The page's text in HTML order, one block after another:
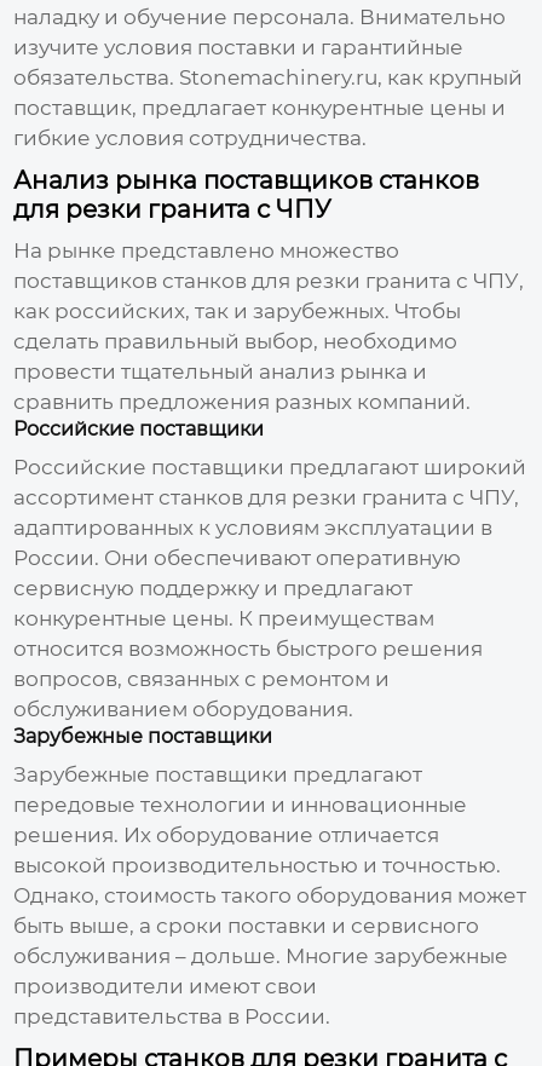
наладку и обучение персонала. Внимательно
изучите условия поставки и гарантийные
обязательства. Stonemachinery.ru, как крупный
поставщик, предлагает конкурентные цены и
гибкие условия сотрудничества.
Анализ рынка поставщиков станков
для резки гранита с ЧПУ
На рынке представлено множество
поставщиков станков для резки гранита с ЧПУ,
как российских, так и зарубежных. Чтобы
сделать правильный выбор, необходимо
провести тщательный анализ рынка и
сравнить предложения разных компаний.
Российские поставщики
Российские поставщики предлагают широкий
ассортимент станков для резки гранита с ЧПУ,
адаптированных к условиям эксплуатации в
России. Они обеспечивают оперативную
сервисную поддержку и предлагают
конкурентные цены. К преимуществам
относится возможность быстрого решения
вопросов, связанных с ремонтом и
обслуживанием оборудования.
Зарубежные поставщики
Зарубежные поставщики предлагают
передовые технологии и инновационные
решения. Их оборудование отличается
высокой производительностью и точностью.
Однако, стоимость такого оборудования может
быть выше, а сроки поставки и сервисного
обслуживания – дольше. Многие зарубежные
производители имеют свои
представительства в России.
Примеры станков для резки гранита с